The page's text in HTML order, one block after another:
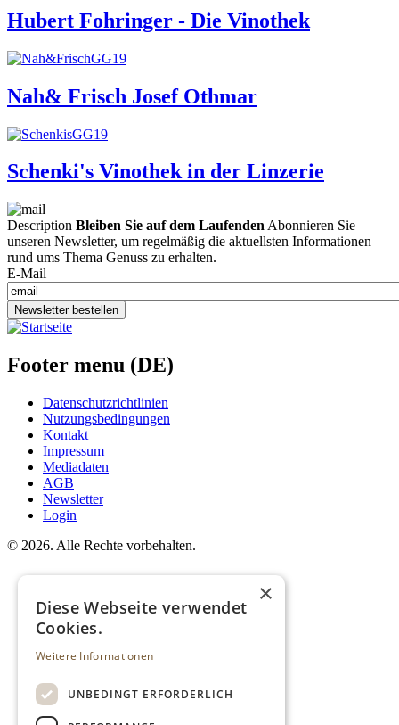
Hubert Fohringer - Die Vinothek
Nah& Frisch Josef Othmar
Schenki's Vinothek in der Linzerie
Description Bleiben Sie auf dem Laufenden Abonnieren Sie
unseren Newsletter, um regelmäßig die aktuellsten Informationen
rund ums Thema Genuss zu erhalten.
E-Mail
Newsletter bestellen
Footer menu (DE)
Datenschutzrichtlinien
Nutzungsbedingungen
Kontakt
Impressum
Mediadaten
AGB
Newsletter
Login
© 2026. Alle Rechte vorbehalten.
×
Diese Webseite verwendet
Cookies.
Weitere Informationen
UNBEDINGT ERFORDERLICH